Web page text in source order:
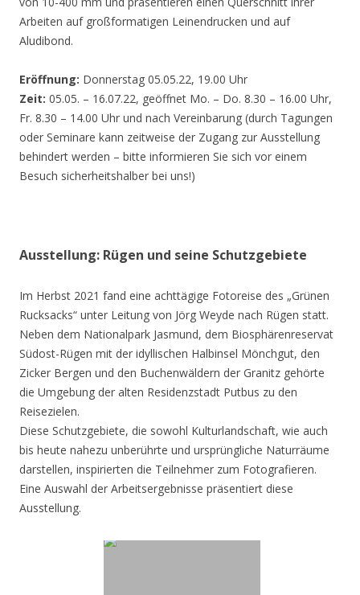
Arbeiten auf großformatigen Leinendrucken und auf
Aludibond.
Eröffnung: Donnerstag 05.05.22, 19.00 Uhr
Zeit: 05.05. – 16.07.22, geöffnet Mo. – Do. 8.30 – 16.00 Uhr,
Fr. 8.30 – 14.00 Uhr und nach Vereinbarung (durch Tagungen
oder Seminare kann zeitweise der Zugang zur Ausstellung
behindert werden – bitte informieren Sie sich vor einem
Besuch sicherheitshalber bei uns!)
Ausstellung: Rügen und seine Schutzgebiete
Im Herbst 2021 fand eine achttägige Fotoreise des „Grünen
Rucksacks“ unter Leitung von Jörg Weyde nach Rügen statt.
Neben dem Nationalpark Jasmund, dem Biosphärenreservat
Südost-Rügen mit der idyllischen Halbinsel Mönchgut, den
Zicker Bergen und den Buchenwäldern der Granitz gehörte
die Umgebung der alten Residenzstadt Putbus zu den
Reisezielen.
Diese Schutzgebiete, die sowohl Kulturlandschaft, wie auch
bis heute nahezu unberührte und ursprüngliche Naturräume
darstellen, inspirierten die Teilnehmer zum Fotografieren.
Eine Auswahl der Arbeitsergebnisse präsentiert diese
Ausstellung.